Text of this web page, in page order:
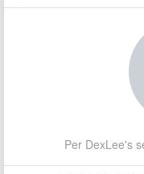
Per DexLee's